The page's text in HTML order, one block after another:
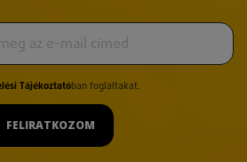
Tájékoztatóban foglaltakat.
FELIRATKOZOM